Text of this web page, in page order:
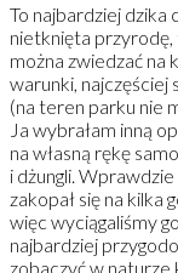
To najbardziej dzika
nietknięta
można zwiedzać na
warunki,
(na teren parku nie
Ja wybrałam inną
na własną rękę
i dżungli.
zakopał się na kilka
więc wyciągaliśmy
najbardziej
zobaczyć w naturze